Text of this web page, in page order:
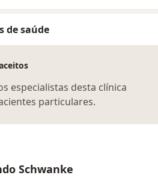
de saúde
especialistas desta clínica
particulares.
Schwanke